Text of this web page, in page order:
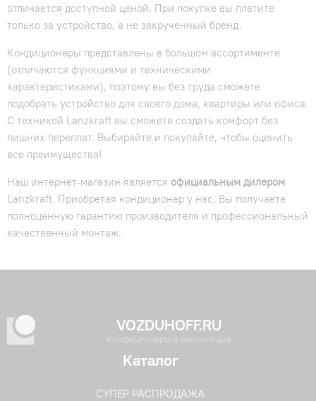
отличается доступной ценой. При покупке вы платите
только за устройство, а не закрученный бренд.
Кондиционеры представлены в большом ассортименте
(отличаются функциями и техническими
характеристиками), поэтому вы без труда сможете
подобрать устройство для своего дома, квартиры или офиса.
С техникой Lanzkraft вы сможете создать комфорт без
лишних переплат. Выбирайте и покупайте, чтобы оценить
все преимущества!
Наш интернет-магазин является официальным дилером
Lanzkraft. Приобретая кондиционер у нас, Вы получаете
полноценную гарантию производителя и профессиональный
качественный монтаж.
VOZDUHOFF.RU
Кондиционеры и вентиляция
Каталог
СУПЕР РАСПРОДАЖА